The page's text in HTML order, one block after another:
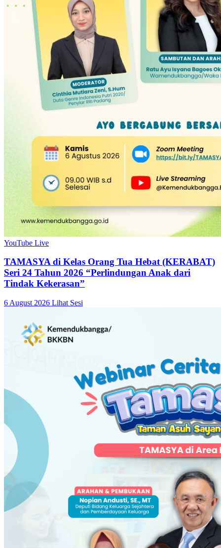
YouTube Live
TAMASYA di Kelas Orang Tua Hebat (KERABAT)
Seri 24 Tahun 2026 “Perlindungan Anak dari
Tindak Kekerasan”
6 August 2026 Lihat Sesi